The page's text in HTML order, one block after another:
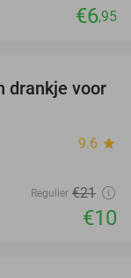
€6,95
52%
drankje voor
9.6 star
Regulier €21
€10